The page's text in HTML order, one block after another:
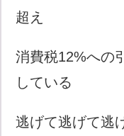
超え
消費税12%への
している
逃げて逃げて逃